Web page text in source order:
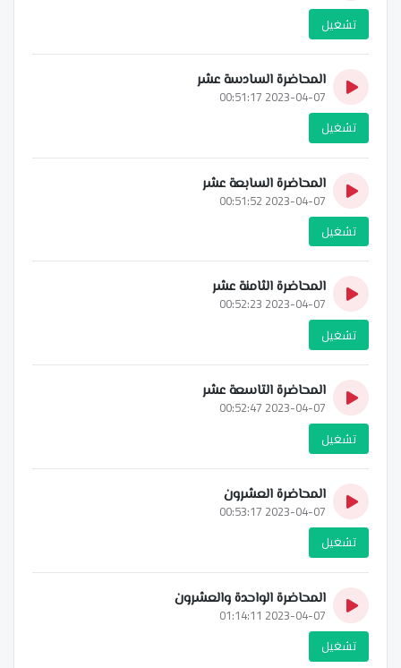
تشغيل
المحاضرة السادسة عشر
2023-04-07 00:51:17
تشغيل
المحاضرة السابعة عشر
2023-04-07 00:51:52
تشغيل
المحاضرة الثامنة عشر
2023-04-07 00:52:23
تشغيل
المحاضرة التاسعة عشر
2023-04-07 00:52:47
تشغيل
المحاضرة العشرون
2023-04-07 00:53:17
تشغيل
المحاضرة الواحدة والعشرون
2023-04-07 01:14:11
تشغيل